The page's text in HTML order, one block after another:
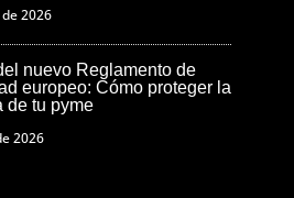
2026
nuevo Reglamento de
europeo: Cómo proteger la
de tu pyme
2026